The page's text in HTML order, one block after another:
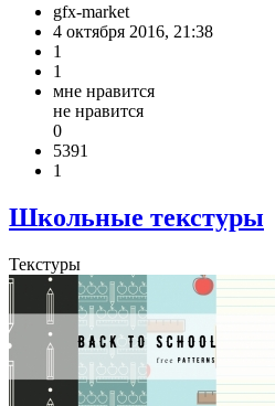
gfx-market
4 октября 2016, 21:38
1
1
мне нравится
не нравится
0
5391
1
Школьные текстуры
Текстуры